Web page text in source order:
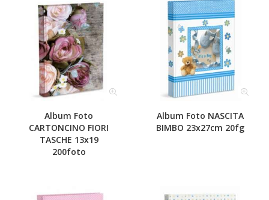
Album Foto
CARTONCINO FIORI
TASCHE 13x19
200foto
Album Foto NASCITA
BIMBO 23x27cm 20fg